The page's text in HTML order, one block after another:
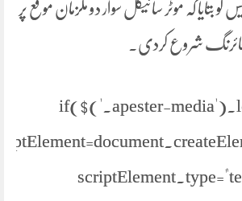
بتایا کہ موٹر سائیکل سوار دو ملزمان موقع پر
فائرنگ شروع کردی۔
if($('.apester-